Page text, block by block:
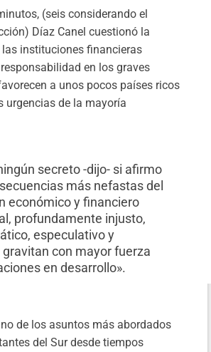
(seis considerando el
Díaz Canel cuestionó la
las instituciones financieras
en los graves
a unos pocos países ricos
urgencias de la mayoría
secreto -dijo- si afirmo
más nefastas del
económico y financiero
profundamente injusto,
especulativo y
con mayor fuerza
en desarrollo».
de los asuntos más abordados
del Sur desde tiempos